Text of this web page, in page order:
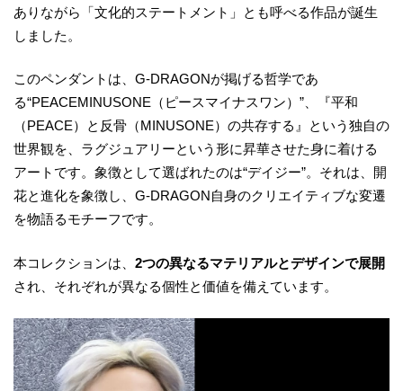
ありながら「文化的ステートメント」とも呼べる作品が誕生
しました。
このペンダントは、G-DRAGONが掲げる哲学であ
る“PEACEMINUSONE（ピースマイナスワン）”、『平和
（PEACE）と反骨（MINUSONE）の共存する』という独自の
世界観を、ラグジュアリーという形に昇華させた身に着ける
アートです。象徴として選ばれたのは“デイジー”。それは、開
花と進化を象徴し、G-DRAGON自身のクリエイティブな変遷
を物語るモチーフです。
本コレクションは、 2つの異なるマテリアルとデザインで展開
され、それぞれが異なる個性と価値を備えています。